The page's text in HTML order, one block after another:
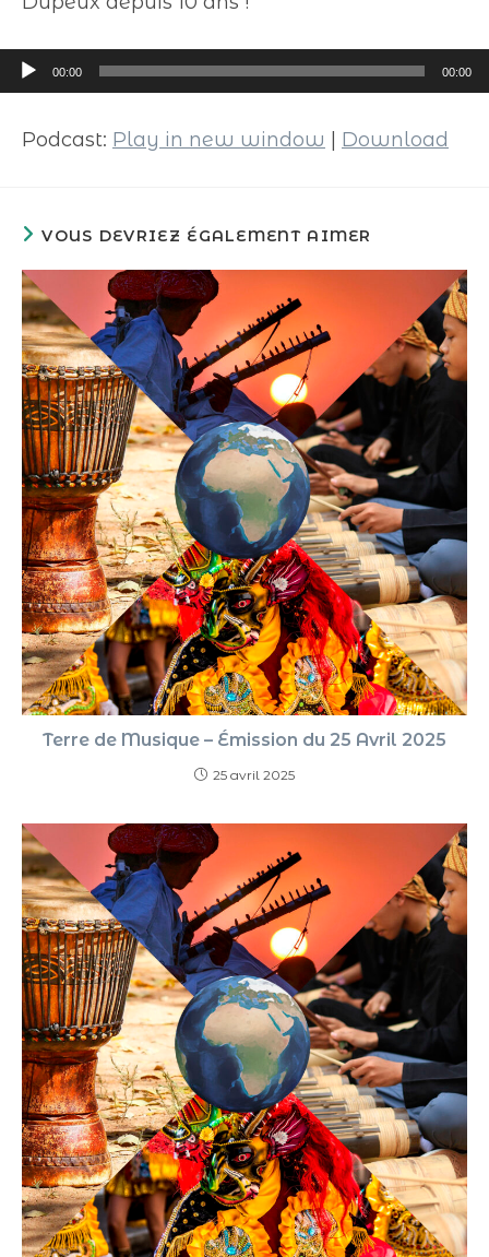
Lecteur
audio
00:00 00:00
Podcast: Play in new window Download
VOUS DEVRIEZ ÉGALEMENT AIMER
Terre de Musique – Émission du 25 Avril 2025
25 avril 2025